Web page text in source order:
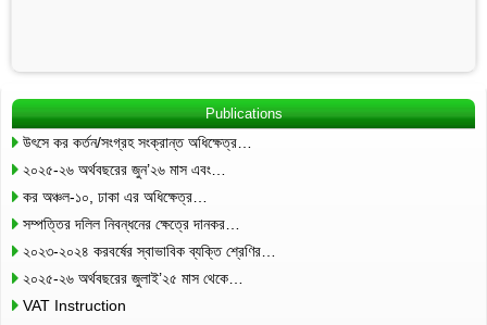
Publications
উৎসে কর কর্তন/সংগ্রহ সংক্রান্ত অধিক্ষেত্র…
২০২৫-২৬ অর্থবছরের জুন’২৬ মাস এবং…
কর অঞ্চল-১০, ঢাকা এর অধিক্ষেত্র…
সম্পত্তির দলিল নিবন্ধনের ক্ষেত্রে দানকর…
২০২৩-২০২৪ করবর্ষের স্বাভাবিক ব্যক্তি শ্রেণির…
২০২৫-২৬ অর্থবছরের জুলাই’২৫ মাস থেকে…
VAT Instruction